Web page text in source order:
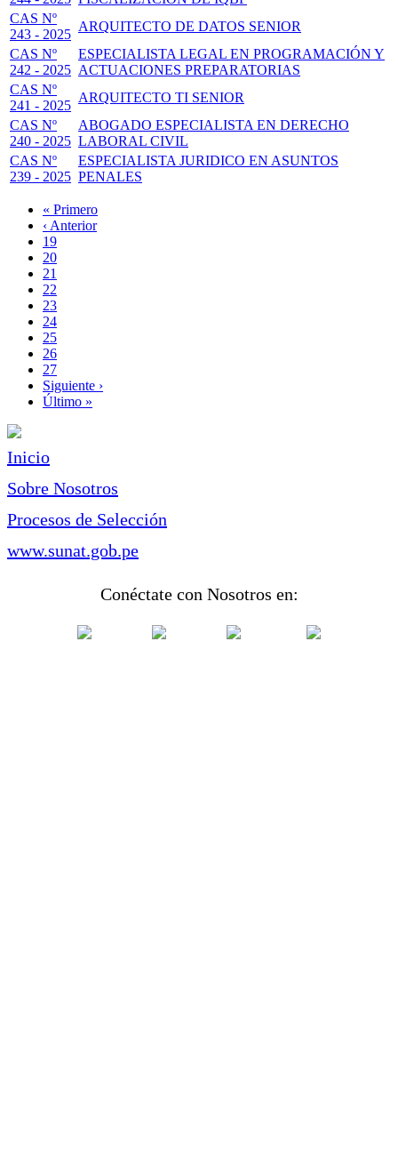
CAS Nº
243 - 2025
ARQUITECTO DE DATOS SENIOR
CAS Nº
242 - 2025
ESPECIALISTA LEGAL EN PROGRAMACIÓN Y
ACTUACIONES PREPARATORIAS
CAS Nº
241 - 2025
ARQUITECTO TI SENIOR
CAS Nº
240 - 2025
ABOGADO ESPECIALISTA EN DERECHO
LABORAL CIVIL
CAS Nº
239 - 2025
ESPECIALISTA JURIDICO EN ASUNTOS
PENALES
Paginación
Primera
página
« Primero
Página
anterior
‹ Anterior
Page
19
Page
20
Page
21
Page
22
Página
actual
23
Page
24
Page
25
Page
26
Page
27
Siguiente
página
Siguiente ›
Última
Último »
Inicio
Sobre Nosotros
Procesos de Selección
www.sunat.gob.pe
Conéctate con Nosotros en: